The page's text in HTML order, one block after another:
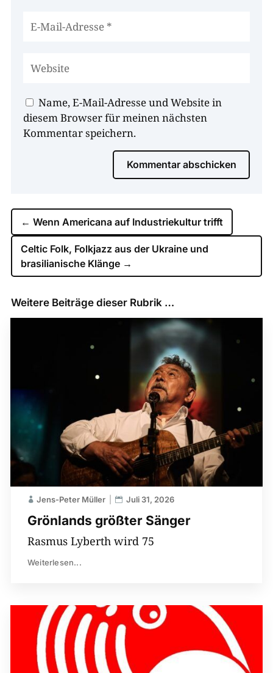
Name, E-Mail-Adresse und Website in
diesem Browser für meinen nächsten
Kommentar speichern.
Kommentar abschicken
← Wenn Americana auf Industriekultur trifft
Celtic Folk, Folkjazz aus der Ukraine und
brasilianische Klänge→
Weitere Beiträge dieser Rubrik …
Grönlands größter Sänger
Jens-Peter Müller Juli 31, 2026
Rasmus Lyberth wird 75
Weiterlesen...